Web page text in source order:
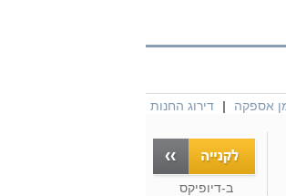
אספקה | דירוג החנות
ב-דיופיקס